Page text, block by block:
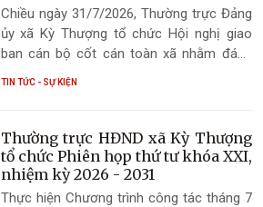
Chiều ngày 31/7/2026, Thường trực Đảng
ủy xã Kỳ Thượng tổ chức Hội nghị giao
ban cán bộ cốt cán toàn xã nhằm đánh
Lý - Bí thư Đảng ủy, Chủ tịch HĐND xã và
đồng chí Nguyễn Cao Cường - Phó Bí thư
Đảng ủy, Chủ tịch UBND xã đồng chủ trì
hội nghị.
TIN TỨC - SỰ KIỆN
Thường trực HĐND xã Kỳ Thượng
tổ chức Phiên họp thứ tư khóa XXI,
nhiệm kỳ 2026 - 2031
Thực hiện Chương trình công tác tháng 7